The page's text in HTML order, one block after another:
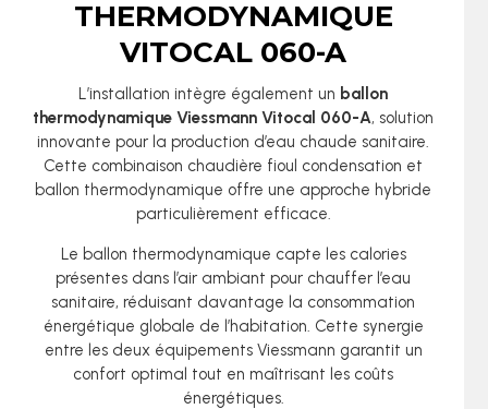
THERMODYNAMIQUE
VITOCAL 060-A
L’installation intègre également un ballon
thermodynamique Viessmann Vitocal 060-A, solution
innovante pour la production d’eau chaude sanitaire.
Cette combinaison chaudière fioul condensation et
ballon thermodynamique offre une approche hybride
particulièrement efficace.
Le ballon thermodynamique capte les calories
présentes dans l’air ambiant pour chauffer l’eau
sanitaire, réduisant davantage la consommation
énergétique globale de l’habitation. Cette synergie
entre les deux équipements Viessmann garantit un
confort optimal tout en maîtrisant les coûts
énergétiques.